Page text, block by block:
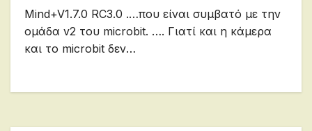
Mind+V1.7.0 RC3.0 .…που είναι συμβατό με την
ομάδα v2 του microbit. …. Γιατί και η κάμερα
και το microbit δεν…